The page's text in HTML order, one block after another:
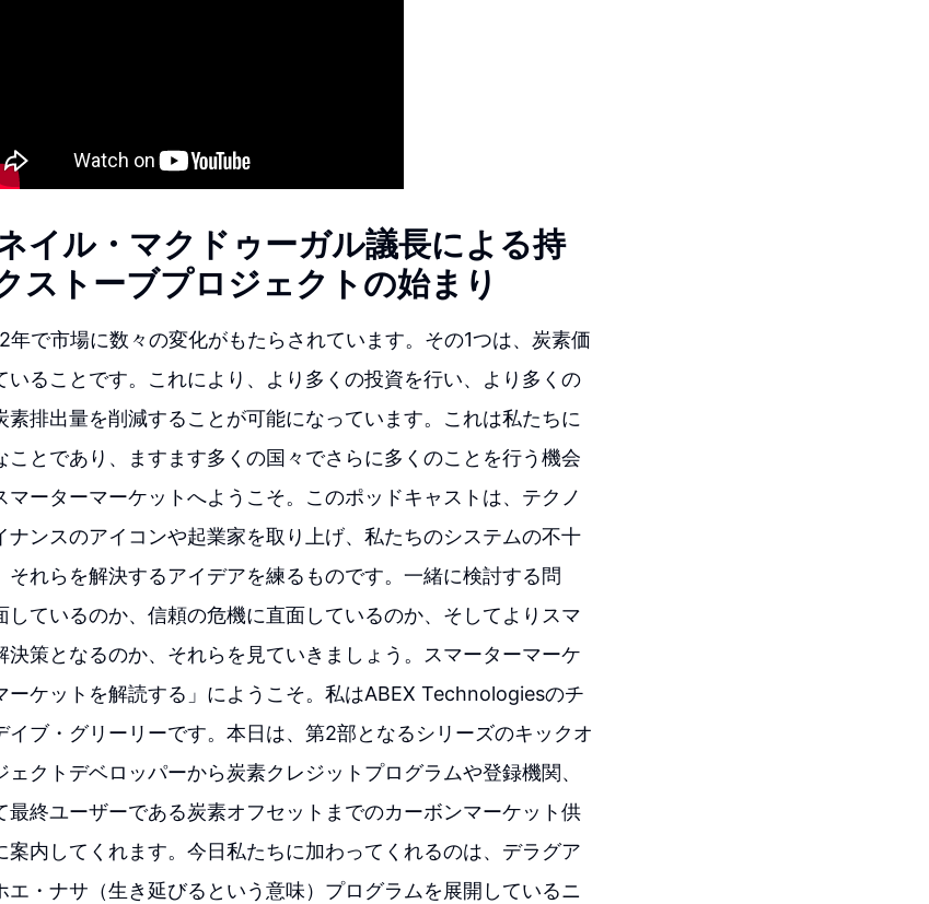
イル・マクドゥーガル議長による持
ストーブプロジェクトの始まり
年で市場に数々の変化がもたらされています。その1つは、炭素価
いることです。これにより、より多くの投資を行い、より多くの
素排出量を削減することが可能になっています。これは私たちに
ことであり、ますます多くの国々でさらに多くのことを行う機会
マーターマーケットへようこそ。このポッドキャストは、テクノ
ナンスのアイコンや起業家を取り上げ、私たちのシステムの不十
それらを解決するアイデアを練るものです。一緒に検討する問
しているのか、信頼の危機に直面しているのか、そしてよりスマ
決策となるのか、それらを見ていきましょう。スマーターマーケ
ーケットを解読する」にようこそ。私はABEX Technologiesのチ
イブ・グリーリーです。本日は、第2部となるシリーズのキックオ
ェクトデベロッパーから炭素クレジットプログラムや登録機関、
最終ユーザーである炭素オフセットまでのカーボンマーケット供
案内してくれます。今日私たちに加わってくれるのは、デラグア
エ・ナサ（生き延びるという意味）プログラムを展開しているニ